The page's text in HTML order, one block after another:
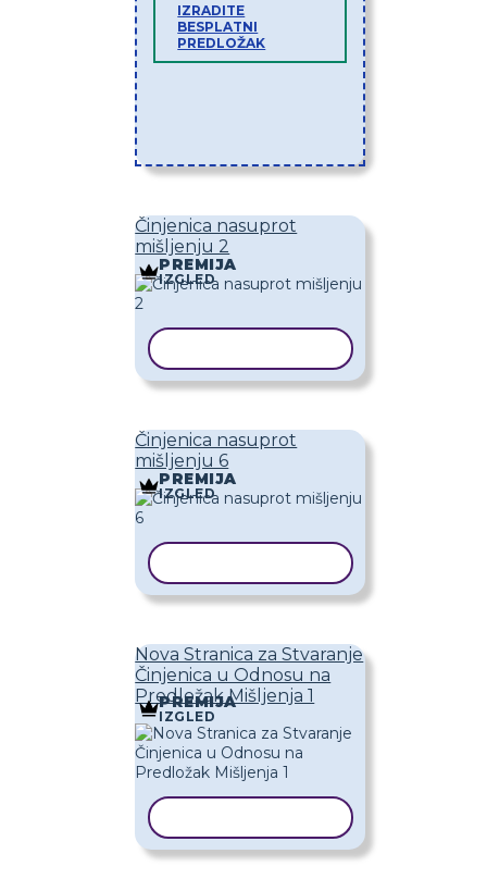
IZRADITE
BESPLATNI
PREDLOŽAK
Činjenica nasuprot
mišljenju 2
PREMIJA
IZGLED
Činjenica nasuprot
mišljenju 6
PREMIJA
IZGLED
Nova Stranica za Stvaranje
Činjenica u Odnosu na
Predložak Mišljenja 1
PREMIJA
IZGLED